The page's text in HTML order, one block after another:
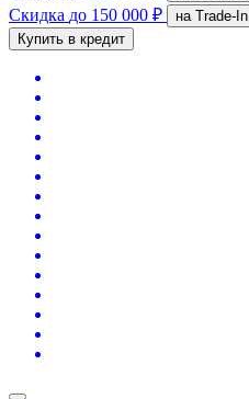
Скидка до 150 000 ₽
на Trade-In
Купить в кредит